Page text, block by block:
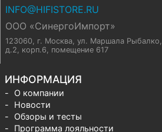
INFO@HIFISTORE.RU
ООО «СинергоИмпорт»
123060, г. Москва, ул. Маршала Рыбалко,
д.2, корп.6, помещение 617
ИНФОРМАЦИЯ
О компании
Новости
Обзоры и тесты
Программа лояльности